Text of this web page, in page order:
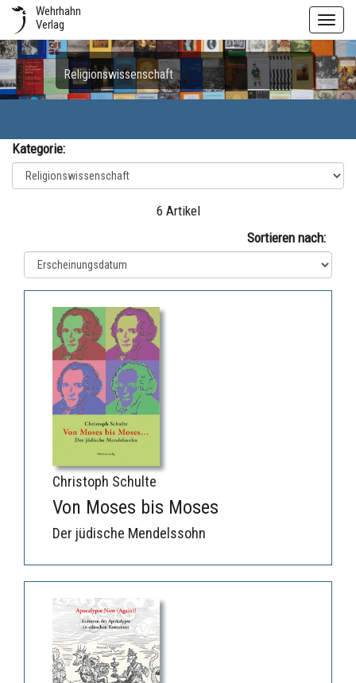
Wehrhahn
Verlag
Religionswissenschaft
Kategorie:
6 Artikel
Sortieren nach:
Christoph Schulte
Von Moses bis Moses
Der jüdische Mendelssohn